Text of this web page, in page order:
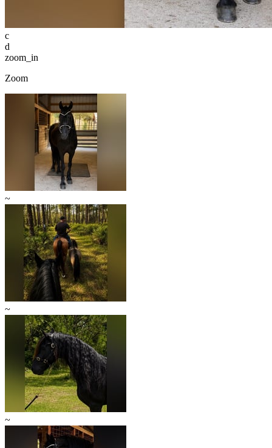
c
d
zoom_in
Zoom
~
~
~